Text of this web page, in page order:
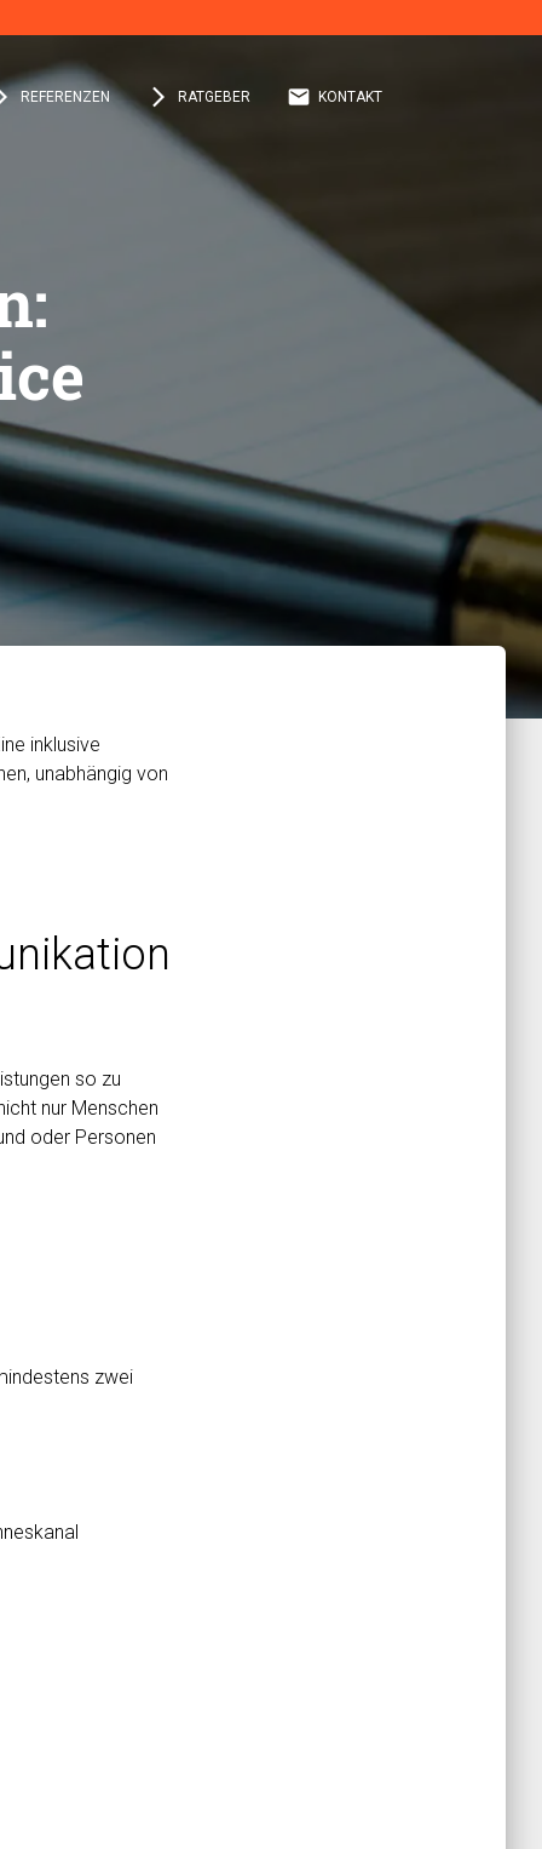
REFERENZEN arrow_forward_ios RATGEBER email KONTAKT
inklusive
unabhängig von
so zu
nur Menschen
oder Personen
zwei